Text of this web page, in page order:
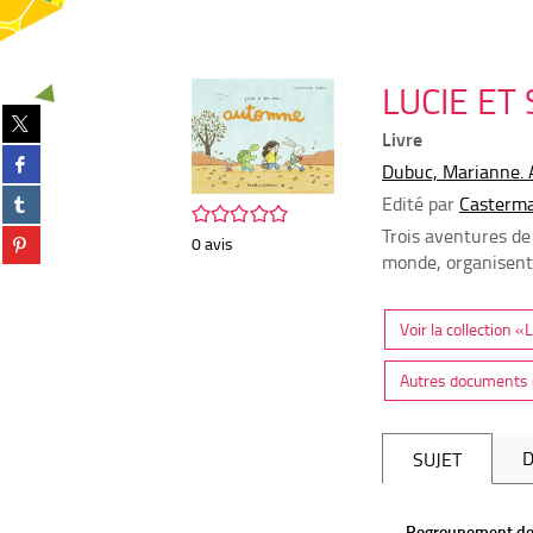
Partager
sur
twitter
(Nouvelle
fenêtre)
Partager
sur
facebook
(Nouvelle
fenêtre)
Partager
sur
tumblr
(Nouvelle
Partager
sur
/5
0avis
LUCIE
Livre
Dubuc, Marianne.
Edité par
Trois aventures
monde,
Voir la collection
Autres documents
SUJET